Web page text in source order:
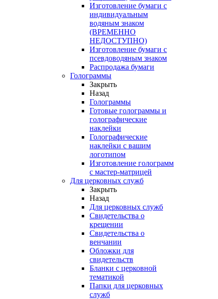
Изготовление бумаги с
индивидуальным
водяным знаком
(ВРЕМЕННО
НЕДОСТУПНО)
Изготовление бумаги с
псевдоводяным знаком
Распродажа бумаги
Голограммы
Закрыть
Назад
Голограммы
Готовые голограммы и
голографические
наклейки
Голографические
наклейки с вашим
логотипом
Изготовление голограмм
с мастер-матрицей
Для церковных служб
Закрыть
Назад
Для церковных служб
Свидетельства о
крещении
Свидетельства о
венчании
Обложки для
свидетельств
Бланки с церковной
тематикой
Папки для церковных
служб